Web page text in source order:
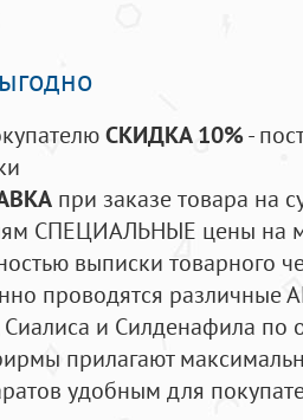
СКИДКА 10%-
при заказе товара на
СПЕЦИАЛЬНЫЕ цены на
выписки товарного
проводятся
и Силденафила по
прилагают
удобным для